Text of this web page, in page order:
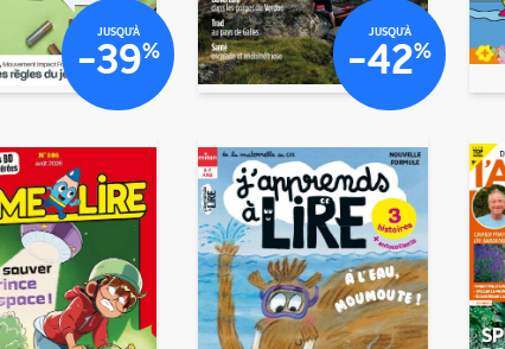
JUSQU'À
-39%
JUSQU'À
-42%
€00
€00
€00
€45